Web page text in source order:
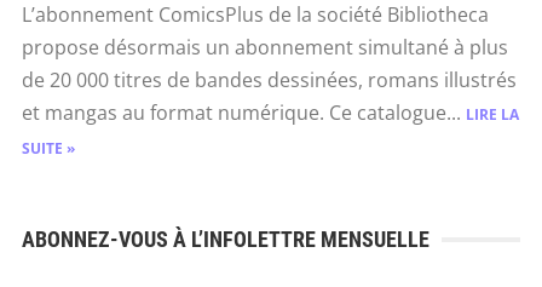
L’abonnement ComicsPlus de la société Bibliotheca
propose désormais un abonnement simultané à plus
de 20 000 titres de bandes dessinées, romans illustrés
et mangas au format numérique. Ce catalogue... LIRE LA
SUITE »
ABONNEZ-VOUS À L’INFOLETTRE MENSUELLE